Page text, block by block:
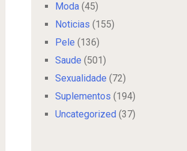
Moda(45)
Noticias (155)
Pele (136)
Saude (501)
Sexualidade (72)
Suplementos (194)
Uncategorized (37)